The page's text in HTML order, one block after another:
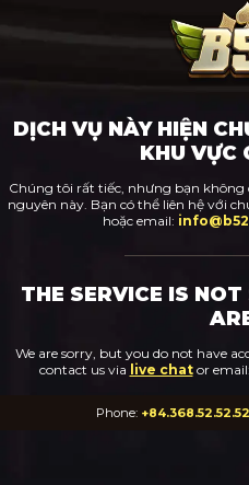
DỊCH VỤ NÀY HIỆN
KHU VỰC
Chúng tôi rất tiếc, nhưng bạn
nguyên này. Bạn có thể liên hệ với
hoặc email:
THE SERVICE IS
We are sorry, but you do not have
contact us via live chator email:
Phone: +84.368.52.52.52